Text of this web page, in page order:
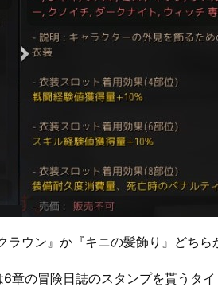
ウン』か『キニの髪飾り』どちら
章の冒険日誌のスタンプを貰うタ